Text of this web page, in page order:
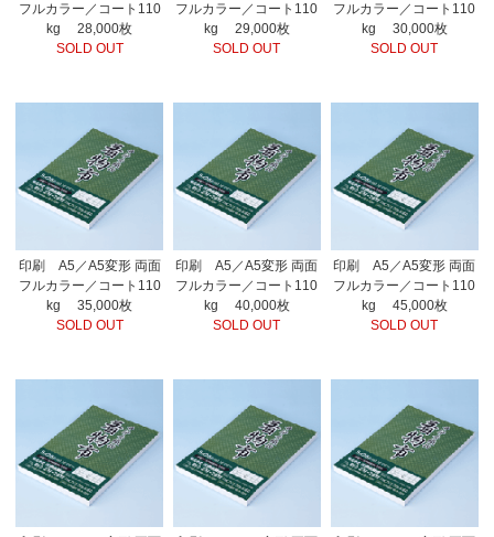
フルカラー／コート110
kg 28,000枚
SOLD OUT
フルカラー／コート110
kg 29,000枚
SOLD OUT
フルカラー／コート110
kg 30,000枚
SOLD OUT
印刷 A5／A5変形 両面
フルカラー／コート110
kg 35,000枚
SOLD OUT
印刷 A5／A5変形 両面
フルカラー／コート110
kg 40,000枚
SOLD OUT
印刷 A5／A5変形 両面
フルカラー／コート110
kg 45,000枚
SOLD OUT